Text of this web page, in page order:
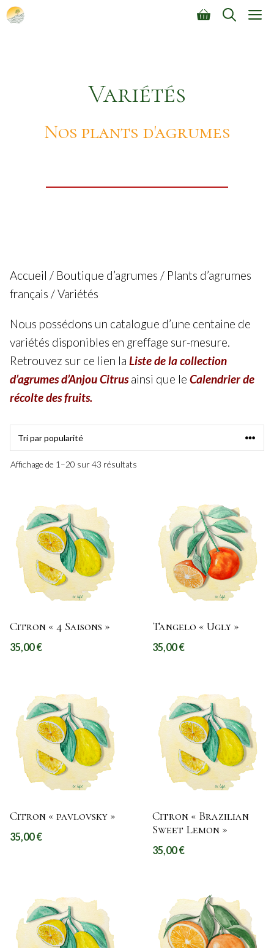
Aller
au
Variétés
Nos plants d'agrumes
Accueil / Boutique d’agrumes / Plants d’agrumes
français / Variétés
Nous possédons un catalogue d’une centaine de
variétés disponibles en greffage sur-mesure.
Retrouvez sur ce lien la Liste de la collection
d’agrumes d’Anjou Citrusainsi que le Calendrier de
récolte des fruits.
Affichage de 1–20 sur 43 résultats
Citron « 4 Saisons »
35,00€
Tangelo « Ugly »
35,00€
Citron « pavlovsky »
35,00€
Citron « Brazilian
Sweet Lemon »
35,00€